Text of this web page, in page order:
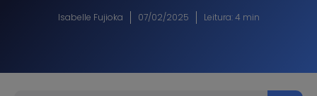
Isabelle Fujioka 07/02/2025 Leitura: 4 min